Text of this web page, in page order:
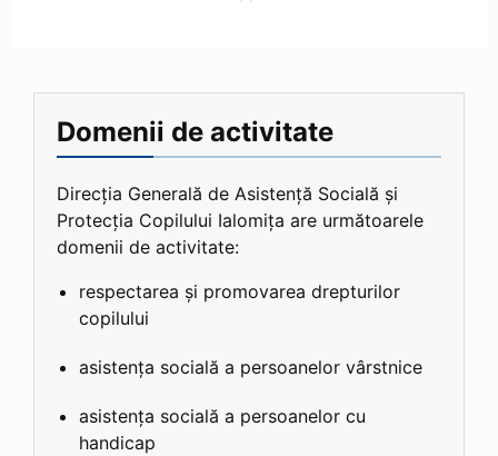
Domenii de activitate
Direcția Generală de Asistență Socială și
Protecția Copilului Ialomița are următoarele
domenii de activitate:
respectarea și promovarea drepturilor
copilului
asistența socială a persoanelor vârstnice
asistența socială a persoanelor cu
handicap